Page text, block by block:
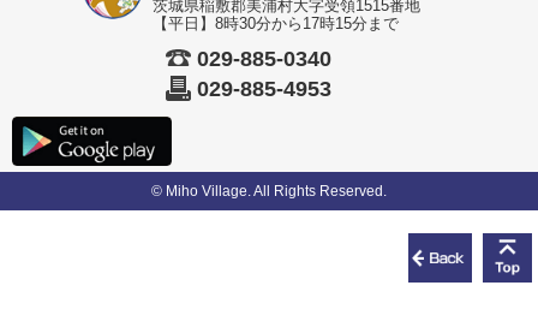
前の
茨城県稲敷郡美浦村大字受領1515番地
【平日】8時30分から17時15分まで
029-885-0340
029-885-4953
© Miho Village. All Rights Reserved.